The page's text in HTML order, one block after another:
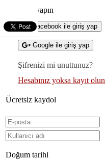
Giriş yapın
Facebook ile giriş yap
Google ile giriş yap
Şifrenizi mi unuttunuz?
Hesabınız yoksa kayıt olun
Ücretsiz kaydol
Doğum tarihi